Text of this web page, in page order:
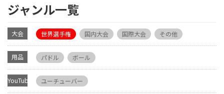
ジャンル一覧
大会 世界選手権 国内大会 国際大会 その他
用品 パドル ボール
YouTube ユーチューバー